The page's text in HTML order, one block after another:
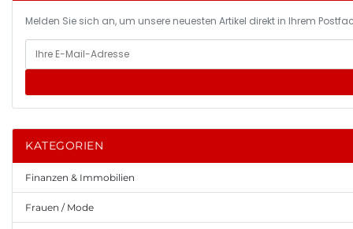
Melden Sie sich an, um unsere neuesten Artikel direkt in Ihrem
KATEGORIEN
Finanzen & Immobilien
Frauen / Mode